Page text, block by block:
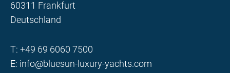
60311 Frankfurt
Deutschland
T: +49 69 6060 7500
E: info@bluesun-luxury-yachts.com